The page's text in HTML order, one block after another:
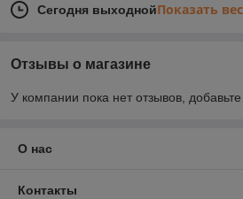
Сегодня выходнойПоказать
Отзывы о магазине
У компании пока нет отзывов,
О нас
Контакты